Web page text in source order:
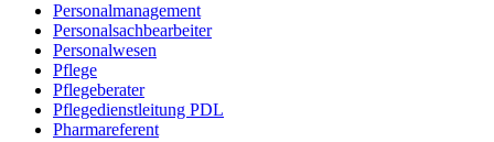
Personalmanagement
Personalsachbearbeiter
Personalwesen
Pflege
Pflegeberater
Pflegedienstleitung PDL
Pharmareferent